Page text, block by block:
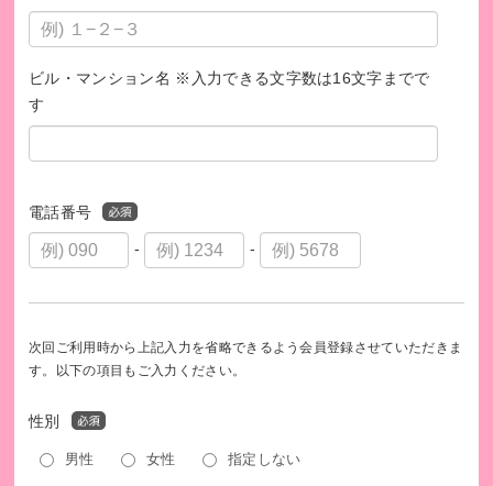
認定NPO法人D×Pホームページ
【発行書類について】
1件1000円以上のご寄付については、領収書を発行いたしま
す。領収書は翌年の1月末ごろにお送りします。
社で査定が終了した翌月となります。
・当団体へのご寄付は、寄付金控除の対象となりますので大
切に保管をお願いいたします。
ビル・マンション名 ※入力できる文字数は16文字までで
す
電話番号
- -
次回ご利用時から上記入力を省略できるよう会員登録させていただきま
す。以下の項目もご入力ください。
性別
男性 女性 指定しない